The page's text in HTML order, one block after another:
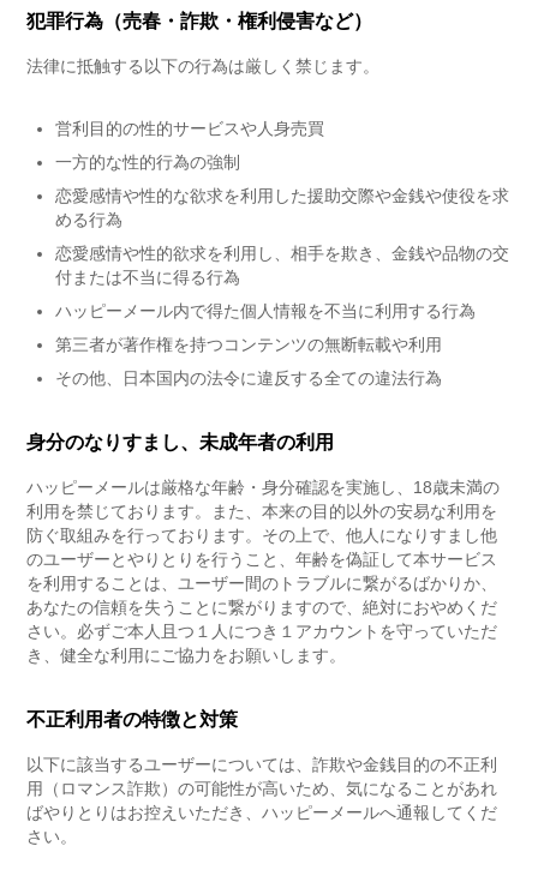
犯罪行為（売春・詐欺・権利侵害など）
法律に抵触する以下の行為は厳しく禁じます。
営利目的の性的サービスや人身売買
一方的な性的行為の強制
恋愛感情や性的な欲求を利用した援助交際や金銭や使役を求
める行為
恋愛感情や性的欲求を利用し、相手を欺き、金銭や品物の交
付または不当に得る行為
ハッピーメール内で得た個人情報を不当に利用する行為
第三者が著作権を持つコンテンツの無断転載や利用
その他、日本国内の法令に違反する全ての違法行為
身分のなりすまし、未成年者の利用
ハッピーメールは厳格な年齢・身分確認を実施し、18歳未満の
利用を禁じております。また、本来の目的以外の安易な利用を
防ぐ取組みを行っております。その上で、他人になりすまし他
のユーザーとやりとりを行うこと、年齢を偽証して本サービス
を利用することは、ユーザー間のトラブルに繋がるばかりか、
あなたの信頼を失うことに繋がりますので、絶対におやめくだ
さい。必ずご本人且つ１人につき１アカウントを守っていただ
き、健全な利用にご協力をお願いします。
不正利用者の特徴と対策
以下に該当するユーザーについては、詐欺や金銭目的の不正利
用（ロマンス詐欺）の可能性が高いため、気になることがあれ
ばやりとりはお控えいただき、ハッピーメールへ通報してくだ
さい。